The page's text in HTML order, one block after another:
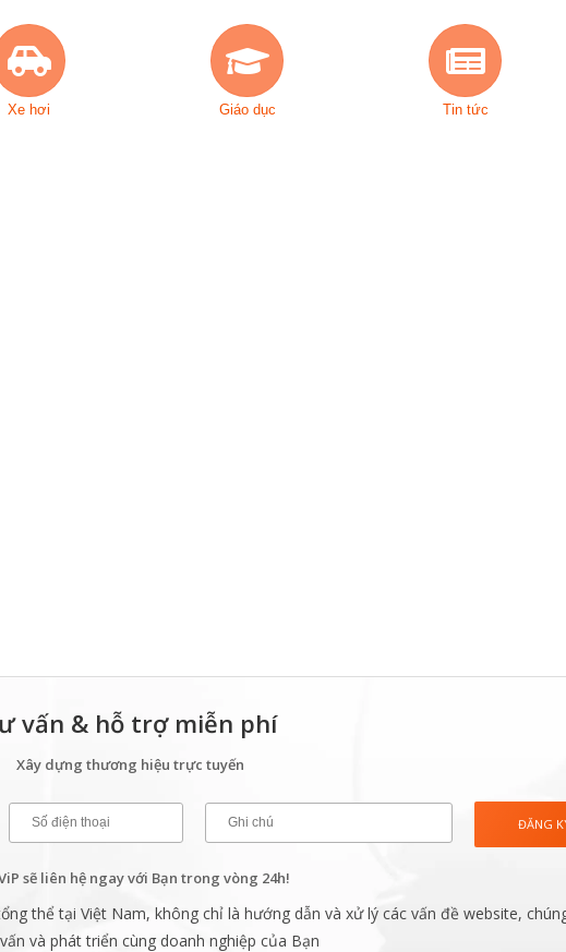
Xe hơi Giáo dục Tin tức
vấn & hỗ trợ miễn phí
Xây dựng thương hiệu trực tuyến
sẽ liên hệ ngay với Bạn trong vòng 24h!
thể tại Việt Nam, không chỉ là hướng dẫn và xử lý các vấn đề website,
và phát triển cùng doanh nghiệp của Bạn